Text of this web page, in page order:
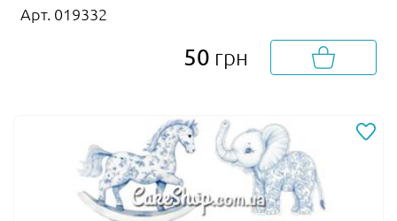
Арт. 019332
50 грн